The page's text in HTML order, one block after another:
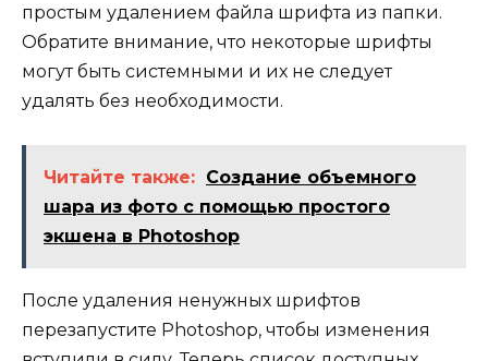
простым удалением файла шрифта из папки.
Обратите внимание, что некоторые шрифты
могут быть системными и их не следует
удалять без необходимости.
Читайте также: Создание объемного
шара из фото с помощью простого
экшена в Photoshop
После удаления ненужных шрифтов
перезапустите Photoshop, чтобы изменения